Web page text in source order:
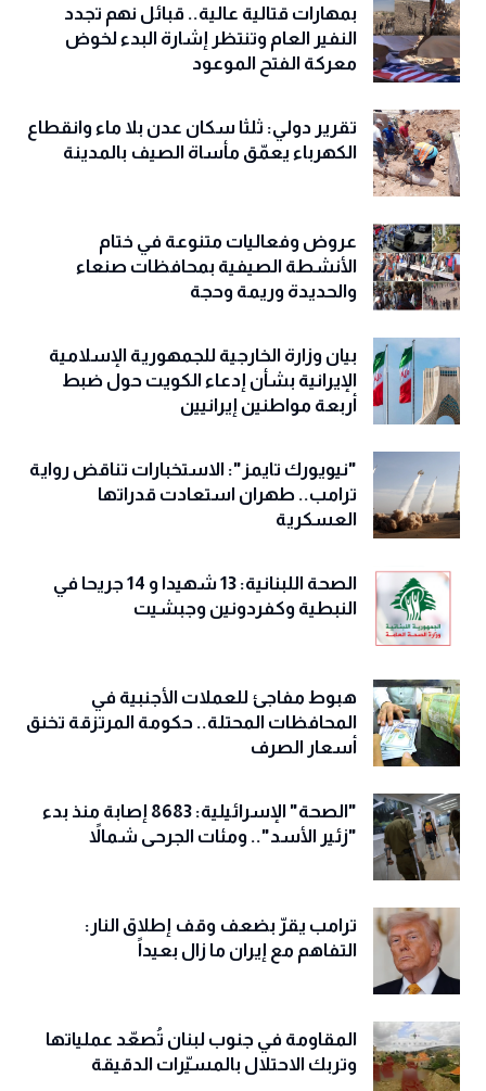
بمهارات قتالية عالية.. قبائل نهم تجدد
النفير العام وتنتظر إشارة البدء لخوض
معركة الفتح الموعود
تقرير دولي: ثلثا سكان عدن بلا ماء وانقطاع
الكهرباء يعمّق مأساة الصيف بالمدينة
عروض وفعاليات متنوعة في ختام
الأنشطة الصيفية بمحافظات صنعاء
والحديدة وريمة وحجة
‏بيان وزارة الخارجية للجمهورية الإسلامية
الإيرانية بشأن إدعاء الكويت حول ضبط
أربعة مواطنين إيرانيين
"نيويورك تايمز": الاستخبارات تناقض رواية
ترامب.. طهران استعادت قدراتها
العسكرية
الصحة اللبنانية: 13 شهيدا و 14 جريحا في
النبطية وكفردونين وجبشيت
هبوط مفاجئ للعملات الأجنبية في
المحافظات المحتلة.. حكومة المرتزقة تخنق
أسعار الصرف
"الصحة" الإسرائيلية: 8683 إصابة منذ بدء
"زئير الأسد".. ومئات الجرحى شمالاً
ترامب يقرّ بضعف وقف إطلاق النار:
التفاهم مع إيران ما زال بعيداً
المقاومة في جنوب لبنان تُصعّد عملياتها
وتربك الاحتلال بالمسيّرات الدقيقة